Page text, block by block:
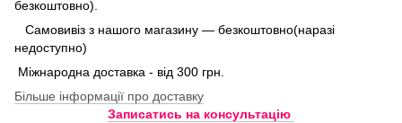
безкоштовно).
Самовивіз з нашого магазину — безкоштовно(наразі
недоступно)
Міжнародна доставка - від 300 грн.
Більше інформації про доставку
Записатись на консультацію